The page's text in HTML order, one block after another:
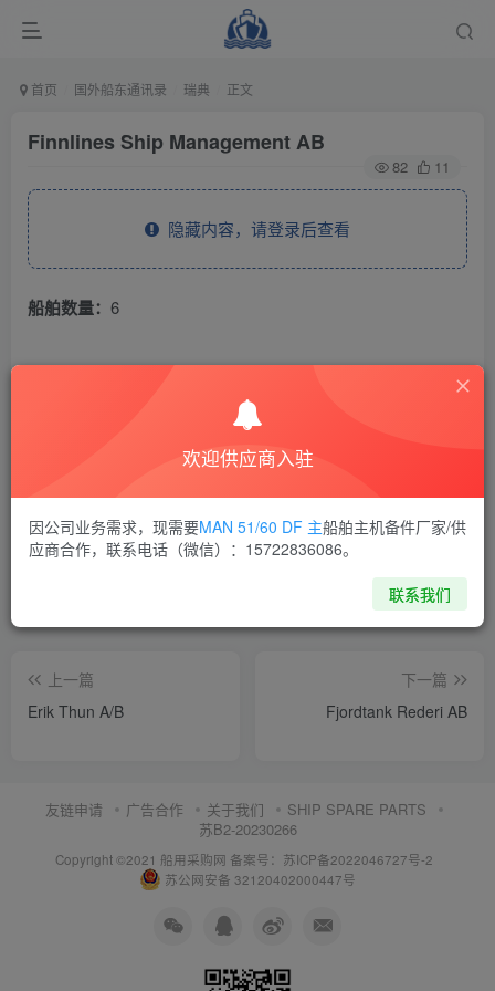
首页 国外船东通讯录 瑞典 正文
Finnlines Ship Management AB
82 11
隐藏内容，请登录后查看
船舶数量： 6
THE END
喜欢就支持一下吧
上一篇
Erik Thun A/B
下一篇
Fjordtank Rederi AB
友链申请 广告合作 关于我们
SHIP SPARE PARTS
苏B2-20230266
Copyright ©2021 船用采购网 备案号：苏ICP备2022046727号-2
苏公网安备 32120402000447号
欢迎供应商入驻
因公司业务需求，现需要MAN 51/60 DF 主船舶主机备件厂家/供
应商合作，联系电话（微信）：15722836086。
联系我们